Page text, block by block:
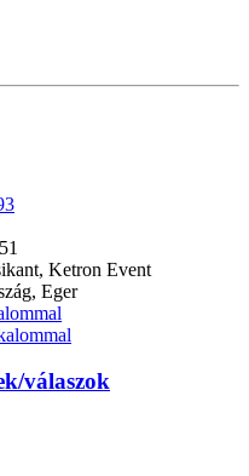
Ketron Event
Eger
válaszok